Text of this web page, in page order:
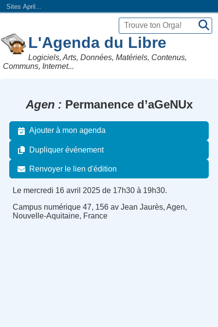
Sites April...
L'Agenda du Libre
Logiciels, Arts, Données, Matériels, Contenus,
Communs, Internet...
Agen Permanence d’aGeNUx
Ajouter à mon agenda
Dupliquer événement
Renvoyer le lien d'édition
Le mercredi 16 avril 2025 de 17h30 à 19h30.
Campus numérique 47, 156 av Jean Jaurès, Agen,
Nouvelle-Aquitaine, France